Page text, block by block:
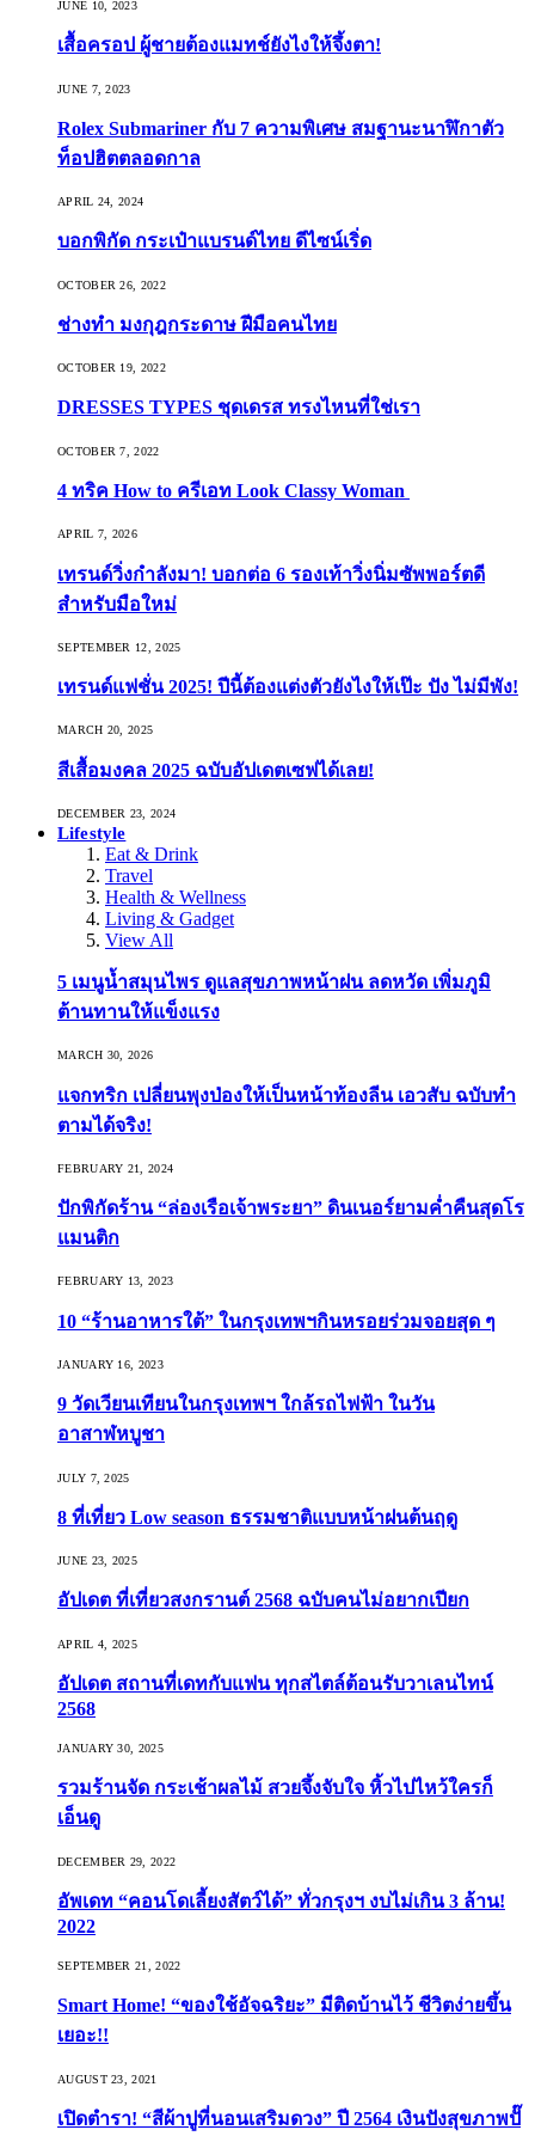
JUNE 10, 2023
เสื้อครอป ผู้ชายต้องแมทช์ยังไงให้จึ้งตา!
JUNE 7, 2023
Rolex Submariner กับ 7 ความพิเศษ สมฐานะนาฬิกาตัว
ท็อปฮิตตลอดกาล
APRIL 24, 2024
บอกพิกัด กระเป๋าแบรนด์ไทย ดีไซน์เริ่ด
OCTOBER 26, 2022
ช่างทำ มงกุฎกระดาษ ฝีมือคนไทย
OCTOBER 19, 2022
DRESSES TYPES ชุดเดรส ทรงไหนที่ใช่เรา
OCTOBER 7, 2022
4 ทริค How to ครีเอท Look Classy Woman
APRIL 7, 2026
เทรนด์วิ่งกำลังมา! บอกต่อ 6 รองเท้าวิ่งนิ่มซัพพอร์ตดี
สำหรับมือใหม่
SEPTEMBER 12, 2025
เทรนด์แฟชั่น 2025! ปีนี้ต้องแต่งตัวยังไงให้เป๊ะ ปัง ไม่มีพัง!
MARCH 20, 2025
สีเสื้อมงคล 2025 ฉบับอัปเดตเซฟได้เลย!
DECEMBER 23, 2024
Lifestyle
Eat & Drink
Travel
Health & Wellness
Living & Gadget
View All
5 เมนูน้ำสมุนไพร ดูแลสุขภาพหน้าฝน ลดหวัด เพิ่มภูมิ
ต้านทานให้แข็งแรง
MARCH 30, 2026
แจกทริก เปลี่ยนพุงป่องให้เป็นหน้าท้องลีน เอวสับ ฉบับทำ
ตามได้จริง!
FEBRUARY 21, 2024
ปักพิกัดร้าน “ล่องเรือเจ้าพระยา” ดินเนอร์ยามค่ำคืนสุดโร
แมนติก
FEBRUARY 13, 2023
10 “ร้านอาหารใต้” ในกรุงเทพฯกินหรอยร่วมจอยสุด ๆ
JANUARY 16, 2023
9 วัดเวียนเทียนในกรุงเทพฯ ใกล้รถไฟฟ้า ในวัน
อาสาฬหบูชา
JULY 7, 2025
8 ที่เที่ยว Low season ธรรมชาติแบบหน้าฝนต้นฤดู️
JUNE 23, 2025
อัปเดต ที่เที่ยวสงกรานต์ 2568 ฉบับคนไม่อยากเปียก
APRIL 4, 2025
อัปเดต สถานที่เดทกับแฟน ทุกสไตล์ต้อนรับวาเลนไทน์
2568
JANUARY 30, 2025
รวมร้านจัด กระเช้าผลไม้ สวยจึ้งจับใจ หิ้วไปไหว้ใครก็
เอ็นดู
DECEMBER 29, 2022
อัพเดท “คอนโดเลี้ยงสัตว์ได้” ทั่วกรุงฯ งบไม่เกิน 3 ล้าน!
2022
SEPTEMBER 21, 2022
Smart Home! “ของใช้อัจฉริยะ” มีติดบ้านไว้ ชีวิตง่ายขึ้น
เยอะ!!
AUGUST 23, 2021
เปิดตำรา! “สีผ้าปูที่นอนเสริมดวง” ปี 2564 เงินปังสุขภาพปั๊